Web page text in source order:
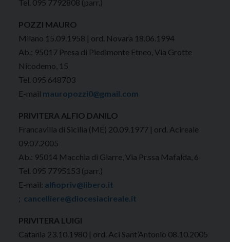
Tel. 095 7792808 (parr.)
POZZI MAURO
Milano 15.09.1958 | ord. Novara 18.06.1994
Ab.: 95017 Presa di Piedimonte Etneo, Via Grotte
Nicodemo, 15
Tel. 095 648703
E-mail mauropozzi0@gmail.com
PRIVITERA ALFIO DANILO
Francavilla di Sicilia (ME) 20.09.1977 | ord. Acireale
09.07.2005
Ab.: 95014 Macchia di Giarre, Via Pr.ssa Mafalda, 6
Tel. 095 7795153 (parr.)
E-mail: alfiopriv@libero.it
; cancelliere@diocesiacireale.it
PRIVITERA LUIGI
Catania 23.10.1980 | ord. Aci Sant’Antonio 08.10.2005